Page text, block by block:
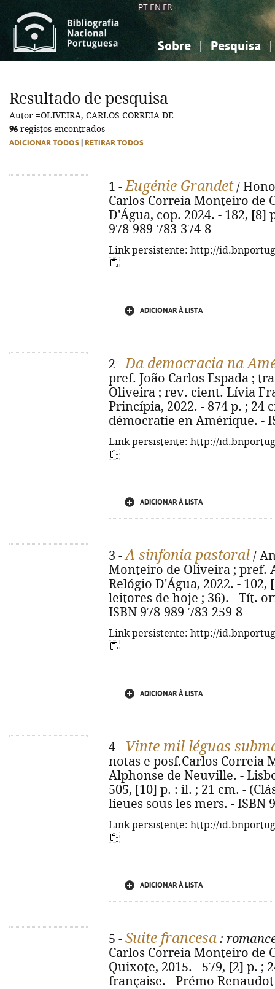
PT EN FR
Sobre Pesquisa
Ciências sociais...
Ciências sociais...
Resultado de pesquisa
Autor:=OLIVEIRA, CARLOS CORREIA DE
96 registos encontrados
ADICIONAR TODOS RETIRAR TODOS
1 -Eugénie Grandet/
Carlos Correia Monteiro de
D'Água, cop. 2024. - 182, [8]
978-989-783-374-8
Link persistente: http://
ADICIONAR À LISTA
2 -Da democracia na
pref. João Carlos Espada ;
Oliveira ; rev. cient. Lívia
Princípia, 2022. - 874 p. ; 24
démocratie en Amérique. -
Link persistente: http://
ADICIONAR À LISTA
3 -A sinfonia pastoral /
Monteiro de Oliveira ; pref.
Relógio D'Água, 2022. - 102,
leitores de hoje ; 36). - Tít.
ISBN 978-989-783-259-8
Link persistente: http://
ADICIONAR À LISTA
4 - Vinte mil léguas
notas e posf.Carlos Correia
Alphonse de Neuville. -
505, [10] p. : il. ; 21 cm. -
lieues sous les mers. - ISBN
Link persistente: http://
ADICIONAR À LISTA
5 - Suite francesa :
Carlos Correia Monteiro de
Quixote, 2015. - 579, [2] p. ;
française. - Prémo Renaudot